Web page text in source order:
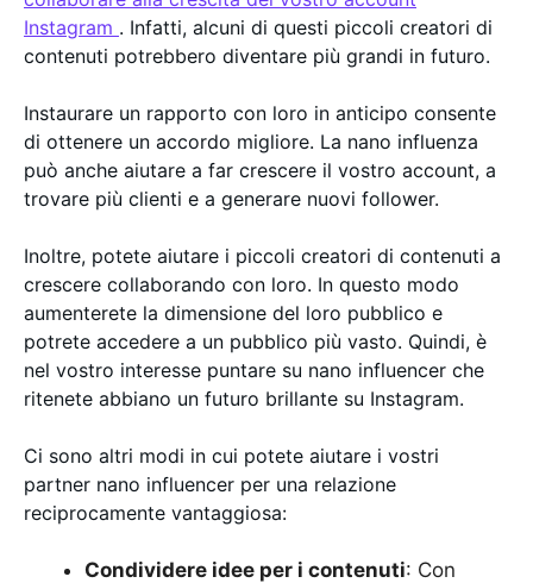
Instagram . Infatti, alcuni di questi piccoli creatori di
contenuti potrebbero diventare più grandi in futuro.
Instaurare un rapporto con loro in anticipo consente
di ottenere un accordo migliore. La nano influenza
può anche aiutare a far crescere il vostro account, a
trovare più clienti e a generare nuovi follower.
Inoltre, potete aiutare i piccoli creatori di contenuti a
crescere collaborando con loro. In questo modo
aumenterete la dimensione del loro pubblico e
potrete accedere a un pubblico più vasto. Quindi, è
nel vostro interesse puntare su nano influencer che
ritenete abbiano un futuro brillante su Instagram.
Ci sono altri modi in cui potete aiutare i vostri
partner nano influencer per una relazione
reciprocamente vantaggiosa:
Condividere idee per i contenuti: Con